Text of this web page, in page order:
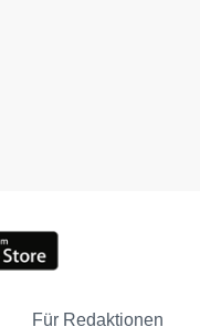
Für Redaktionen